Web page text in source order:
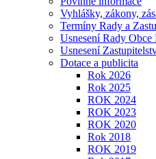
Vyhlášky, zákony,
Termíny Rady a
Usnesení Rady Obce
Usnesení
Dotace a publicita
Rok 2026
Rok 2025
ROK 2024
ROK 2023
ROK 2020
Rok 2018
ROK 2019